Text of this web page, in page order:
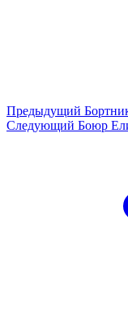
Предыдущий
Следующий Боюр